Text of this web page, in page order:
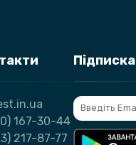
167-30-44
217-87-77
Підписка